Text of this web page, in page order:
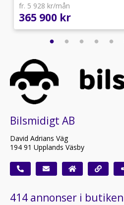
fr. 5 928 kr/mån
365 900 kr
Bilsmidigt AB
David Adrians Väg
194 91 Upplands Väsby
414 annonser i butiken